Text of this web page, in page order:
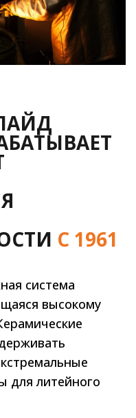
С 1961
система
высокому
для литейного